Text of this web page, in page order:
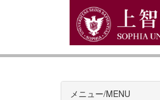
メニュー/MENU